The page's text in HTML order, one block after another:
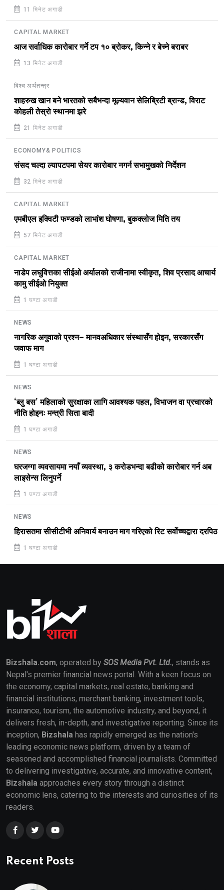
11 मिनेट अगाडी
CAPITAL MARKET
आज सर्वाधिक कारोबार गर्ने टप १० ब्रोकर, किन्ने र बेच्ने बराबर
13 मिनेट अगाडी
विश्व अर्थतन्त्र
शाहरुख खान बने भारतको सबैभन्दा मूल्यवान सेलिब्रिटी ब्रान्ड, विराट
कोहली तेस्रो स्थानमा झरे
21 मिनेट अगाडी
ECONOMY& POLITICS
संसद चल्दा ल्यापटपमा सेयर कारोबार नगर्न सभामुखको निर्देशन
32 मिनेट अगाडी
CAPITAL MARKET
एमबीएल इक्विटी फण्डको लाभांश घोषणा, बुकक्लोज मिति तय
57 मिनेट अगाडी
CAPITAL MARKET
नाडेप लघुवित्तका सीईओ अर्यालको राजीनामा स्वीकृत, शिव प्रसाद आचार्य
कामु सीईओ नियुक्त
1 घण्टा अगाडी
NEWS
नागरिक अगुवाको प्रश्न– मानवअधिकार संस्थासँग होइन, सरकारसँग
जवाफ माग
1 घण्टा अगाडी
NEWS
‘ब्लु बस’ महिलाको सुरक्षाका लागि आवश्यक पहल, विभाजन वा प्रचारको
नीति होइनः मन्त्री सिता बादी
1 घण्टा अगाडी
NEWS
घरजग्गा व्यवसायमा नयाँ व्यवस्था, ३ करोडभन्दा बढीको कारोबार गर्न अब
लाइसेन्स लिनुपर्ने
1 घण्टा अगाडी
NEWS
हिरासतमा सीसीटीभी अनिवार्य बनाउन माग गरिएको रिट सर्वोच्चद्वारा दरपिठ
1 घण्टा अगाडी
Bizshala.com, operated by SOS Media Pvt. Ltd., stands as
Nepal's premier financial news portal. With a keen focus on
the economy, capital markets, real estate, banking and
financial institutions, merchant banking, investment tools,
insurance, tourism, the automotive industry, and beyond, it
delivers fresh, in-depth, and investigative reporting. Since its
inception, Bizshala has rapidly emerged as the nation's
leading economic news platform, driven by a team of
seasoned and accomplished financial journalists. Committed
to delivering investigative, accurate, and innovative content,
Bizshala approaches every story through a distinct
economic lens, catering to the interests and curiosities of its
readers.
Recent Posts